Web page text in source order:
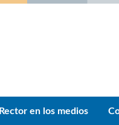
Rector en los medios